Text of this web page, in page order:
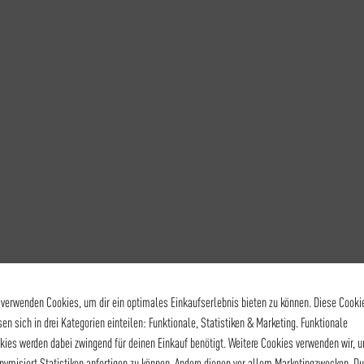
Cookies, um dir ein optimales Einkaufserlebnis bieten zu können. Diese
sich in drei Kategorien einteilen: Funktionale, Statistiken & Marketing. Funktionale
werden dabei zwingend für deinen Einkauf benötigt. Weitere Cookies verwenden wir,